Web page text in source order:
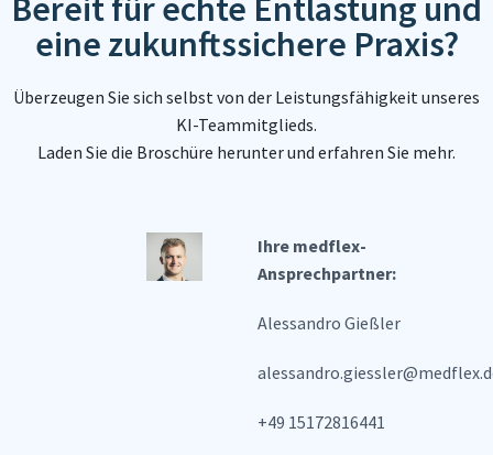
Bereit für echte Entlastung und
eine zukunftssichere Praxis?
Überzeugen Sie sich selbst von der Leistungsfähigkeit unseres
KI-Teammitglieds.
Laden Sie die Broschüre herunter und erfahren Sie mehr.
Ihre medflex-
Ansprechpartner:
Alessandro Gießler
+49 15172816441